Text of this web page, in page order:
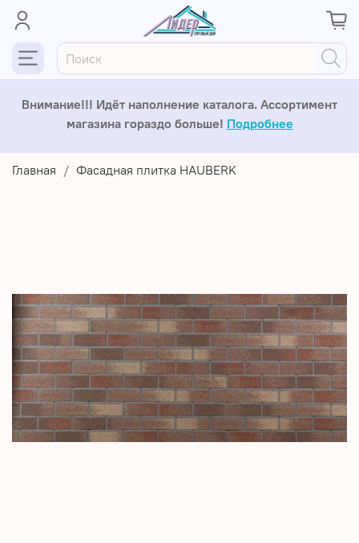
Внимание!!! Идёт наполнение каталога. Ассортимент
магазина гораздо больше! Подробнее
Главная Фасадная плитка HAUBERK